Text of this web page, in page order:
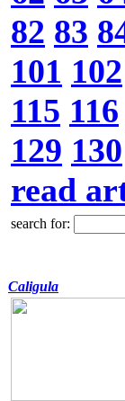
82 83
101 102
115 116
129 130
read
search for:
Caligula